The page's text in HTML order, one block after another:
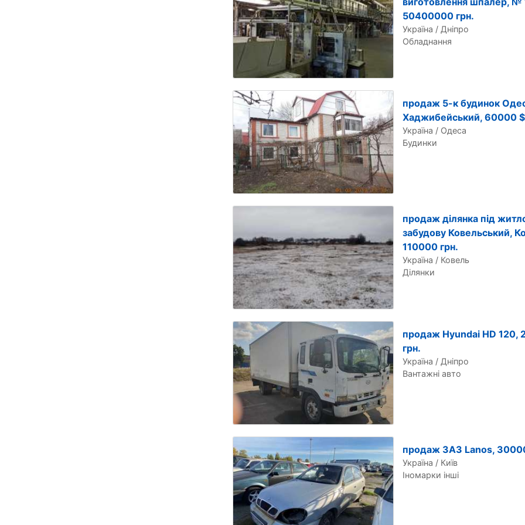
50400000 грн.
Україна / Дніпро
Обладнання
продаж 5-к будинок
Хаджибейський, 60000 $
Україна / Одеса
Будинки
продаж ділянка під
забудову Ковельський,
110000 грн.
Україна / Ковель
Ділянки
продаж Hyundai HD 120,
грн.
Україна / Дніпро
Вантажні авто
продаж ЗАЗ Lanos,
Україна / Київ
Іномарки інші